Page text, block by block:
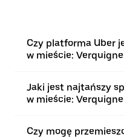
Czy platforma Uber
w mieście:
Jaki jest najtańszy
w mieście:
Czy mogę